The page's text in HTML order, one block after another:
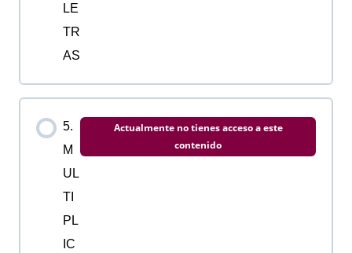
LE
TR
AS
5.
M
UL
TI
PL
IC
Actualmente no tienes acceso a este
contenido